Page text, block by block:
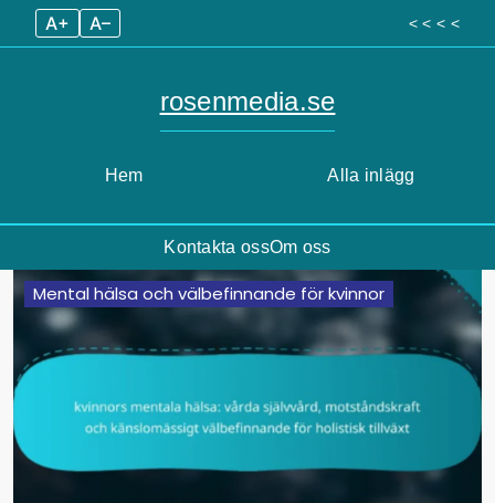
A+ A– < < < <
Hem
rosenmedia.se
Alla inlägg
Kontakta ossOm oss
Skip
content
Mental hälsa och välbefinnande för kvinnor